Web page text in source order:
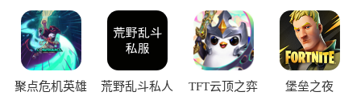
都将满足硬核玩家的需求。所以这个pvp游戏推荐专题非常适合
一些喜欢玩恐怖游戏的玩家来体验，毕竟能够体验到这种游戏
所带来的那种一睹未来PVP战场的烽火狼烟。
聚点危机英雄
荒野乱斗私人
TFT云顶之弈
堡垒之夜